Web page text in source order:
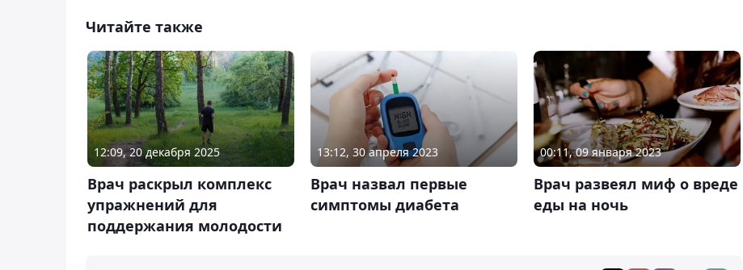
Читайте также
12:09, 20 декабря 2025
Врач раскрыл комплекс
упражнений для
поддержания молодости
13:12, 30 апреля 2023
Врач назвал первые
симптомы диабета
00:11, 09 января 2023
Врач развеял миф о вреде
еды на ночь